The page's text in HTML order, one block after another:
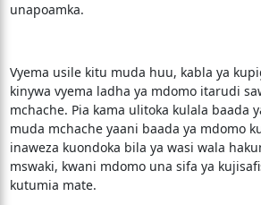
unapoamka.
Vyema usile kitu muda huu, kabla ya
kinywa vyema ladha ya mdomo itarudi
mchache. Pia kama ulitoka kulala baada
muda mchache yaani baada ya mdomo
inaweza kuondoka bila ya wasi wala
mswaki, kwani mdomo una sifa ya
kutumia mate.